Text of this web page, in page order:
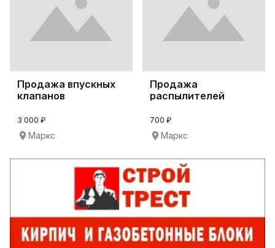
Продажа впускных
клапанов
3 000 ₽
Маркс
Продажа
распылителей
700 ₽
Маркс